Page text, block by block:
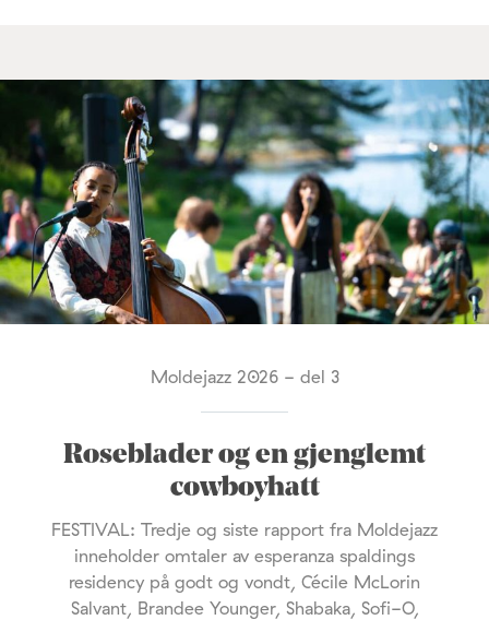
Moldejazz 2026 - del 3
Roseblader og en gjenglemt
cowboyhatt
FESTIVAL: Tredje og siste rapport fra Moldejazz
inneholder omtaler av esperanza spaldings
residency på godt og vondt, Cécile McLorin
Salvant, Brandee Younger, Shabaka, Sofi-O,